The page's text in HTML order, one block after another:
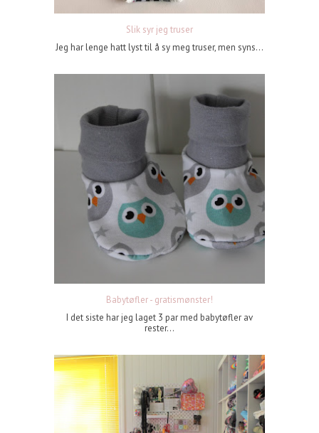
Slik syr jeg truser
Jeg har lenge hatt lyst til å sy meg truser, men syns...
Babytøfler - gratismønster!
I det siste har jeg laget 3 par med babytøfler av
rester...